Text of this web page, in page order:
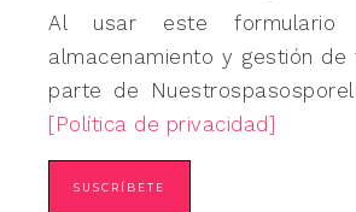
Al usar este formulario
almacenamiento y gestión
parte de
[Política de privacidad]